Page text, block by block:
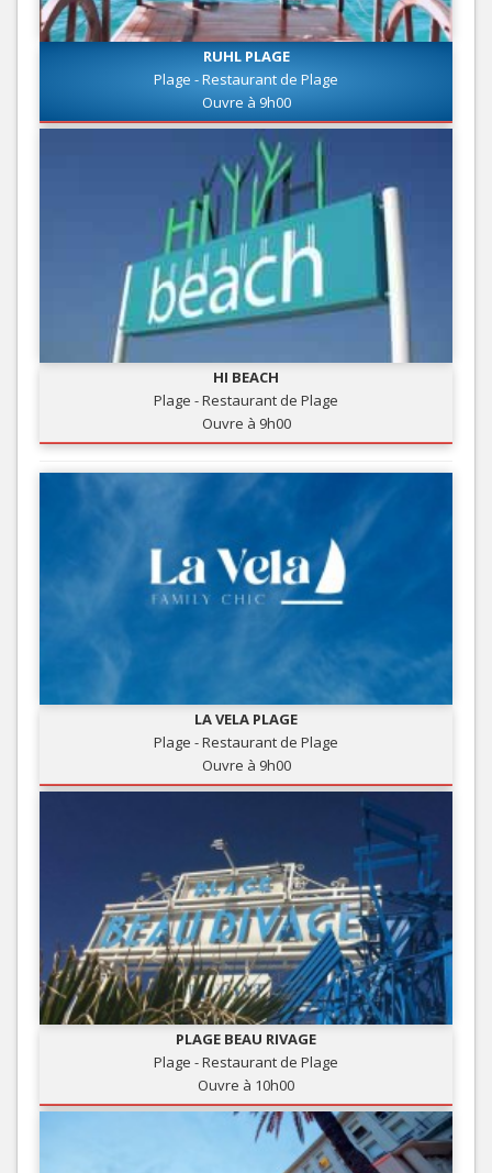
RUHL PLAGE
Plage - Restaurant de Plage
Ouvre à 9h00
HI BEACH
Plage - Restaurant de Plage
Ouvre à 9h00
LA VELA PLAGE
Plage - Restaurant de Plage
Ouvre à 9h00
PLAGE BEAU RIVAGE
Plage - Restaurant de Plage
Ouvre à 10h00